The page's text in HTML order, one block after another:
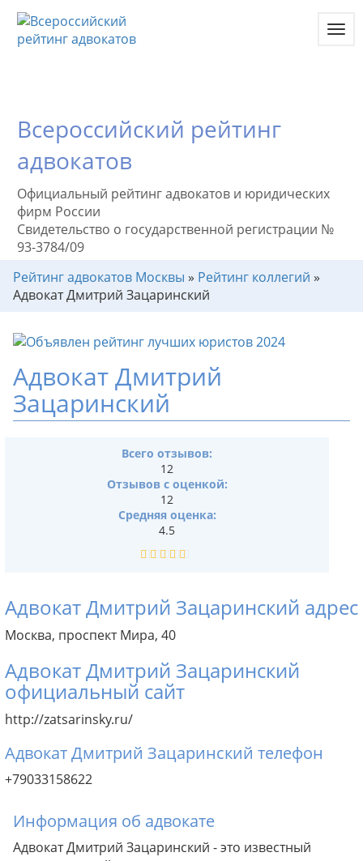
Всероссийский рейтинг
адвокатов
Официальный рейтинг адвокатов и юридических
фирм России
Свидетельство о государственной регистрации №
93-3784/09
Рейтинг адвокатов Москвы » Рейтинг коллегий »
Адвокат Дмитрий Зацаринский
Адвокат Дмитрий
Зацаринский
Адвокат Дмитрий Зацаринский адрес
Москва, проспект Мира, 40
Адвокат Дмитрий Зацаринский
официальный сайт
http://zatsarinsky.ru/
Адвокат Дмитрий Зацаринский телефон
+79033158622
Всего отзывов:
12
Отзывов с оценкой:
12
Средняя оценка:
4.5
Информация об адвокате
Адвокат Дмитрий Зацаринский - это известный